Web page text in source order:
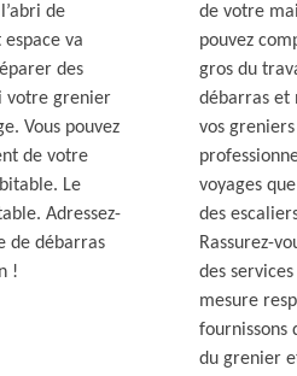
de
va
des
votre grenier
Vous pouvez
de votre
Le
Adressez-
de débarras
!
de votre
pouvez
gros du
débarras et
vos
voyages
des
Rassurez-
des
mesure
fournissons
du grenier